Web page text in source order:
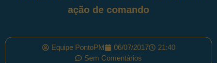
ação de comando
Equipe PontoPM 06/07/2017
21:40
Sem Comentários